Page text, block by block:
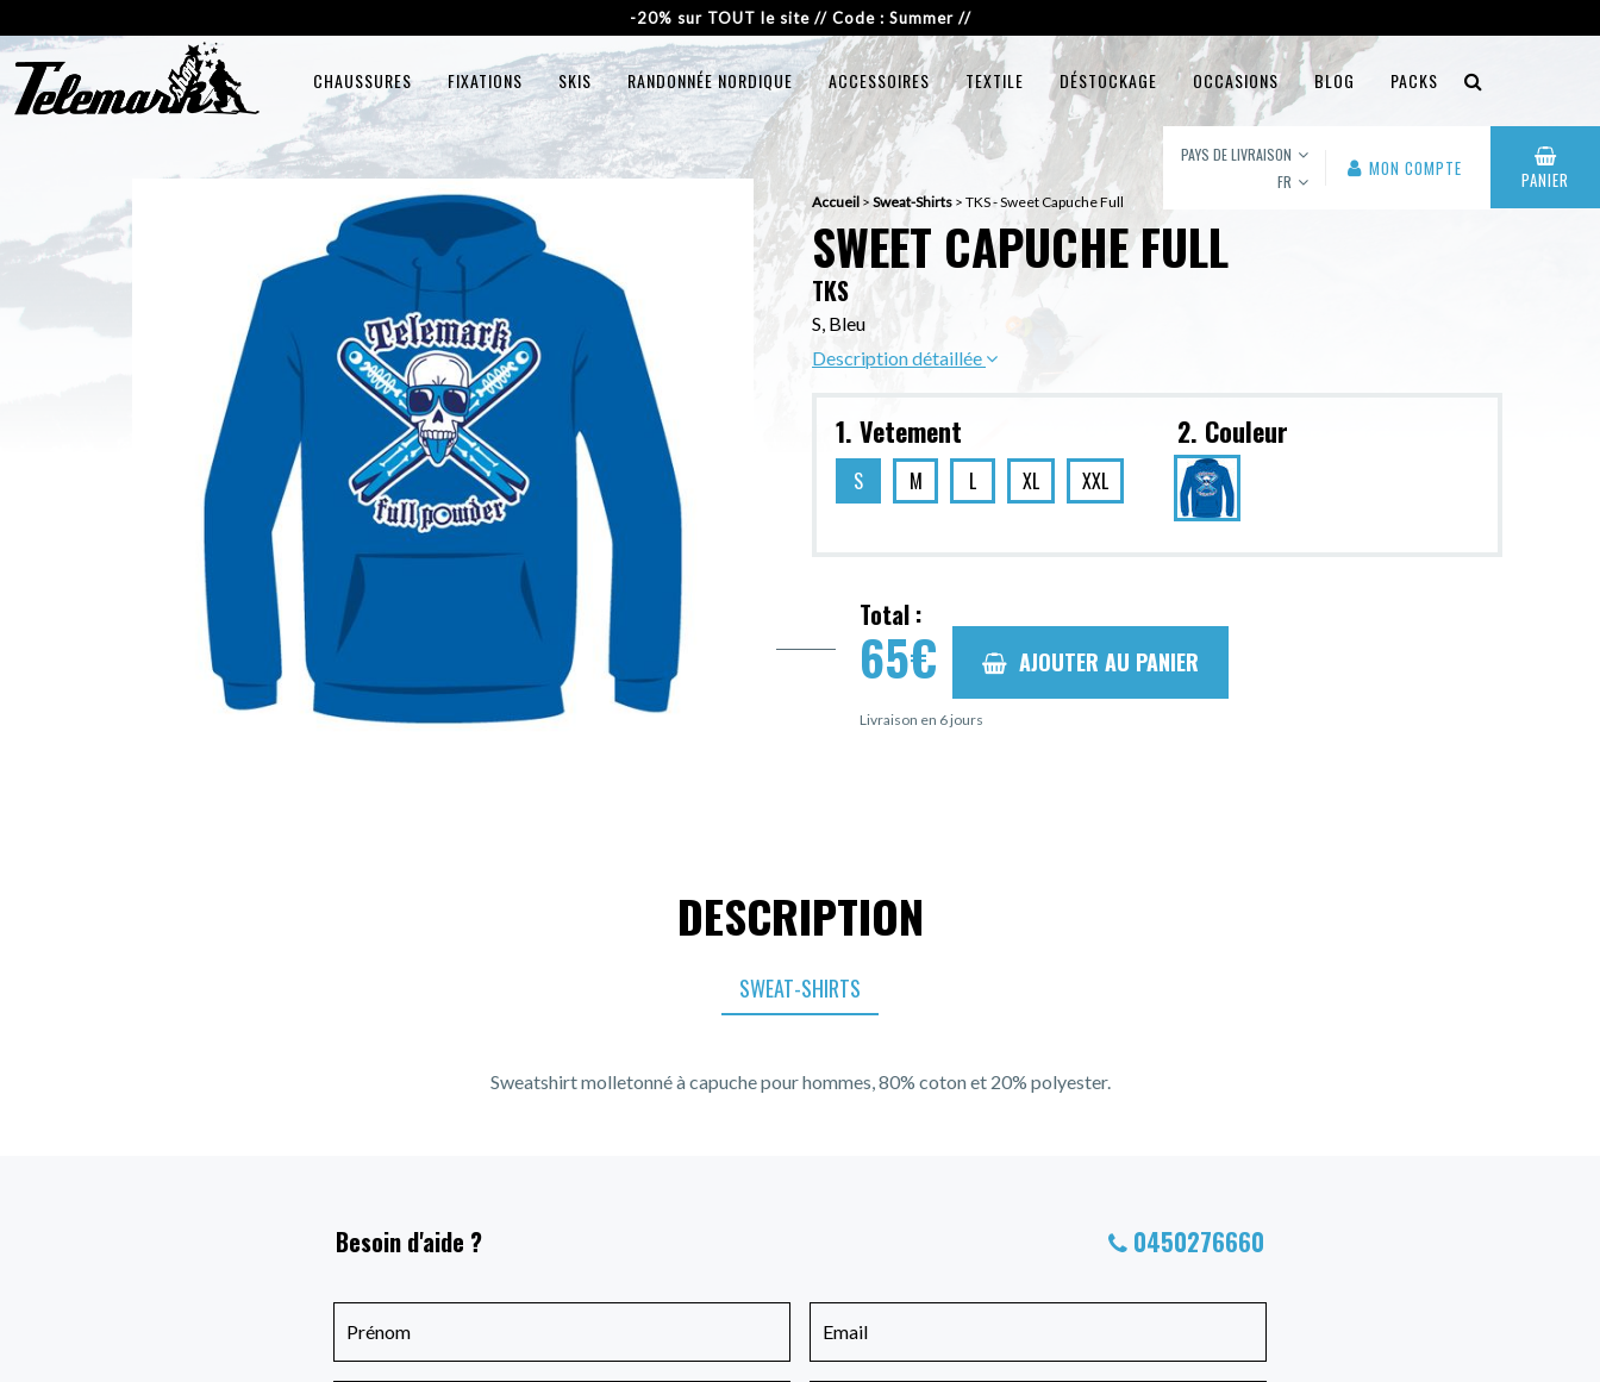
-20% sur TOUT le site // Code : Summer //
CHAUSSURES FIXATIONS SKIS RANDONNÉE NORDIQUE ACCESSOIRES TEXTILE DÉSTOCKAGE OCCASIONS BLOG PACKS
PAYS DE LIVRAISON
FR
MON COMPTE PANIER
Accueil > Sweat-Shirts > TKS - Sweet Capuche Full
SWEET CAPUCHE FULL
TKS
S, Bleu
Description détaillée
1. Vetement
S M L XL XXL
2. Couleur
Total :
65€ AJOUTER AU PANIER
Livraison en 6 jours
DESCRIPTION
SWEAT-SHIRTS
Sweatshirt molletonné à capuche pour hommes, 80% coton et 20% polyester.
Besoin d'aide ? 0450276660